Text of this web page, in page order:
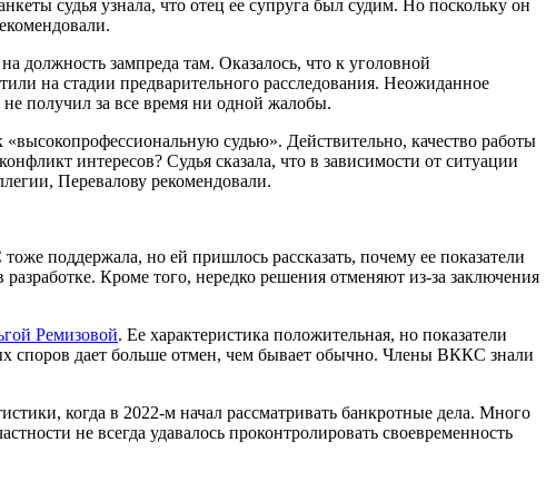
судья узнала, что отец ее супруга был судим. Но поскольку он
должность зампреда там. Оказалось, что к уголовной
на стадии предварительного расследования. Неожиданное
получил за все время ни одной жалобы.
«высокопрофессиональную судью». Действительно, качество работы
интересов? Судья сказала, что в зависимости от ситуации
Перевалову рекомендовали.
поддержала, но ей пришлось рассказать, почему ее показатели
Кроме того, нередко решения отменяют из-за заключения
Ремизовой. Ее характеристика положительная, но показатели
споров дает больше отмен, чем бывает обычно. Члены ВККС знали
когда в 2022-м начал рассматривать банкротные дела. Много
не всегда удавалось проконтролировать своевременность